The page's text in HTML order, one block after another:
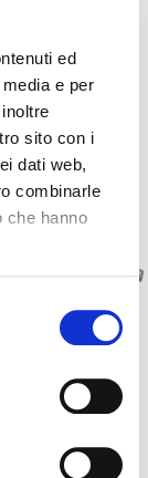
ed
e per
sito con i
dati web,
combinarle
che hanno